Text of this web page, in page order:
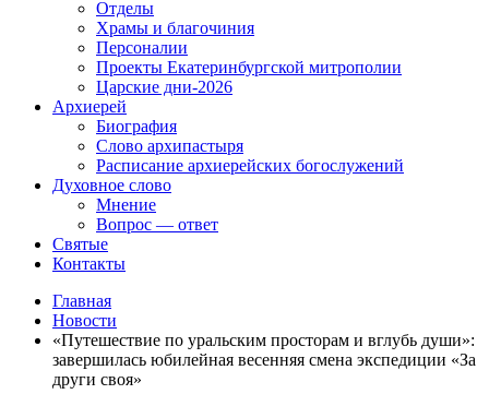
Отделы
Храмы и благочиния
Персоналии
Проекты Екатеринбургской митрополии
Царские дни-2026
Архиерей
Биография
Слово архипастыря
Расписание архиерейских богослужений
Духовное слово
Мнение
Вопрос — ответ
Святые
Контакты
Главная
Новости
«Путешествие по уральским просторам и вглубь души»:
завершилась юбилейная весенняя смена экспедиции «За
други своя»